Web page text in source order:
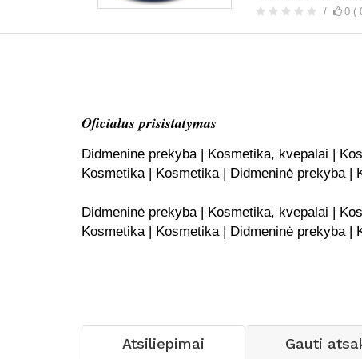
0 (
Oficialus prisistatymas
Didmeninė prekyba | Kosmetika, kvepalai |
Kosmetika | Kosmetika | Didmeninė prekyba |
Didmeninė prekyba | Kosmetika, kvepalai |
Kosmetika | Kosmetika | Didmeninė prekyba |
Atsiliepimai Gauti